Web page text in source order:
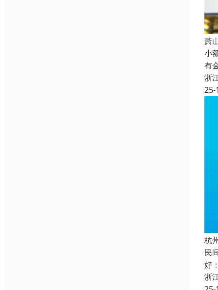
萧
小
有
浙
25-
杭
民
好
浙